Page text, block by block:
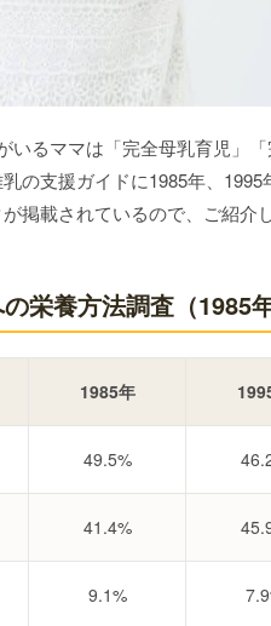
いるママは「完全母乳育児」
の支援ガイドに1985年、
掲載されているので、ご紹介し
栄養方法調査（1985
1985年
49.5%
41.4%
9.1%